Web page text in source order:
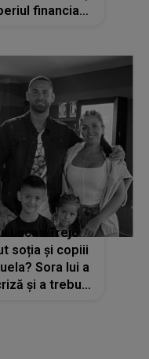
financiar
Lucas Trejo
soția și copiii
Sora lui a
și a trebuit